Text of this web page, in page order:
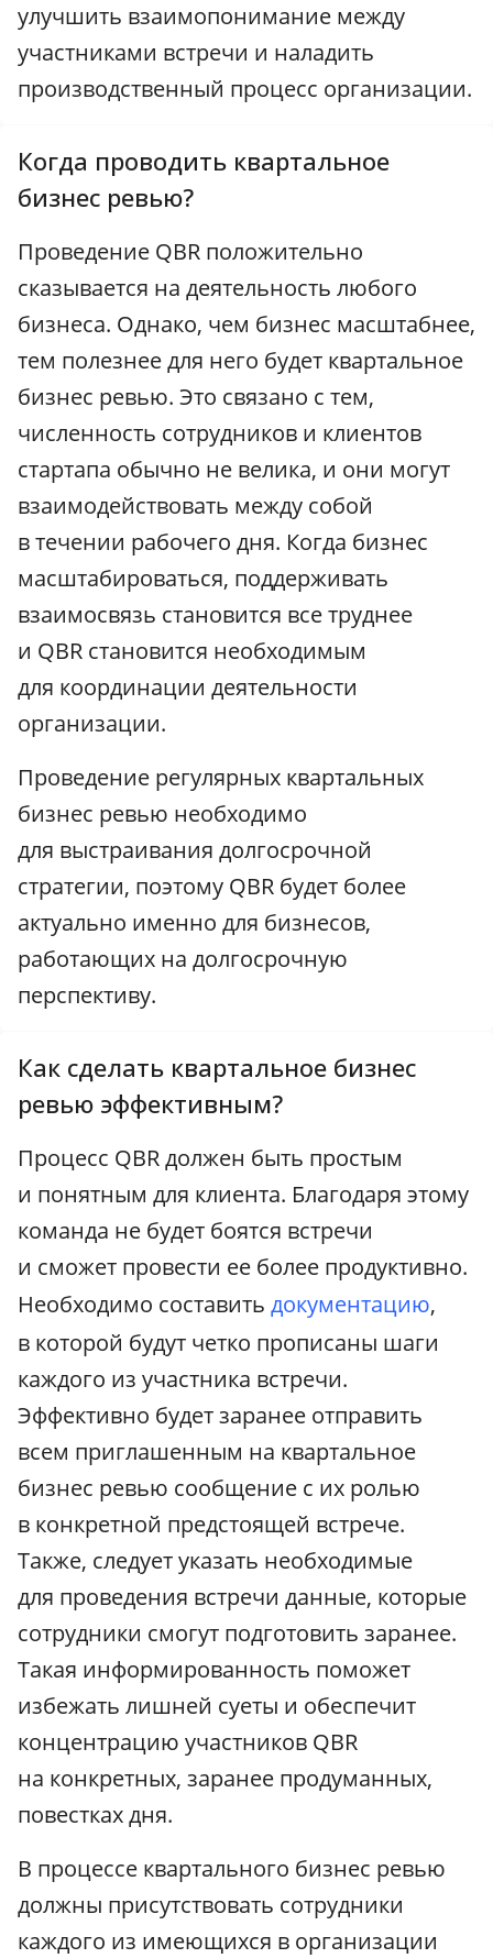
улучшить взаимопонимание между
участниками встречи и наладить
производственный процесс организации.
Когда проводить квартальное
бизнес ревью?
Проведение QBR положительно
сказывается на деятельность любого
бизнеса. Однако, чем бизнес масштабнее,
тем полезнее для него будет квартальное
бизнес ревью. Это связано с тем,
численность сотрудников и клиентов
стартапа обычно не велика, и они могут
взаимодействовать между собой
в течении рабочего дня. Когда бизнес
масштабироваться, поддерживать
взаимосвязь становится все труднее
и QBR становится необходимым
для координации деятельности
организации.
Проведение регулярных квартальных
бизнес ревью необходимо
для выстраивания долгосрочной
стратегии, поэтому QBR будет более
актуально именно для бизнесов,
работающих на долгосрочную
перспективу.
Как сделать квартальное бизнес
ревью эффективным?
Процесс QBR должен быть простым
и понятным для клиента. Благодаря этому
команда не будет боятся встречи
и сможет провести ее более продуктивно.
Необходимо составить документацию,
в которой будут четко прописаны шаги
каждого из участника встречи.
Эффективно будет заранее отправить
всем приглашенным на квартальное
бизнес ревью сообщение с их ролью
в конкретной предстоящей встрече.
Также, следует указать необходимые
для проведения встречи данные, которые
сотрудники смогут подготовить заранее.
Такая информированность поможет
избежать лишней суеты и обеспечит
концентрацию участников QBR
на конкретных, заранее продуманных,
повестках дня.
В процессе квартального бизнес ревью
должны присутствовать сотрудники
каждого из имеющихся в организации